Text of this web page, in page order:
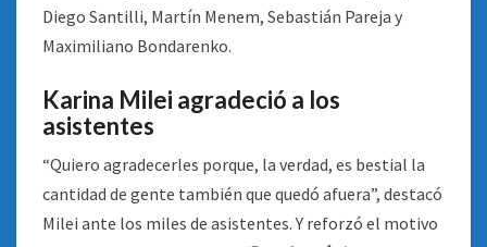
Diego Santilli, Martín Menem, Sebastián Pareja y
Maximiliano Bondarenko.
Karina Milei agradeció a los
asistentes
“Quiero agradecerles porque, la verdad, es bestial la
cantidad de gente también que quedó afuera”, destacó
Milei ante los miles de asistentes. Y reforzó el motivo